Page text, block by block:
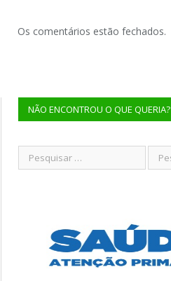
Os comentários estão fechados.
NÃO ENCONTROU O QUE QUERIA?